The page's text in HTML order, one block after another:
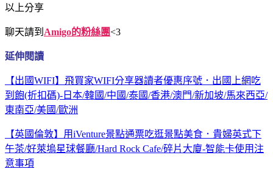
以上分享
聊天請到 Amigo的粉絲團<3
延伸閱讀
【出國WIFI】飛買家WIFI分享器讀者優惠序號．出國上網吃
到飽(折扣碼)-日本/韓國/中國/泰國/香港/澳門/新加坡/馬來西亞/
東南亞/美國/歐洲
【英國倫敦】用iVenture景點通票吃逛景點美食．貴婦英式下
午茶/好萊塢星球餐廳/Hard Rock Cafe/碎片大廈-智能卡使用注
意事項